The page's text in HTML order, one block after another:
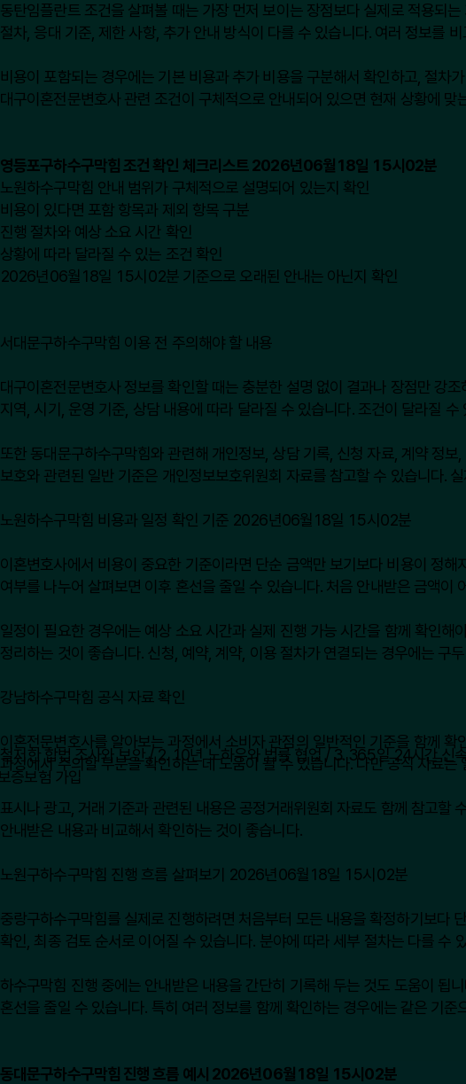
동탄임플란트 조건을 살펴볼 때는 가장 먼저 보이는 장점보다 실제로 적용
절차, 응대 기준, 제한 사항, 추가 안내 방식이 다를 수 있습니다. 여러 정보를
비용이 포함되는 경우에는 기본 비용과 추가 비용을 구분해서 확인하고, 절
대구이혼전문변호사 관련 조건이 구체적으로 안내되어 있으면 현재 상황에 맞
영등포구하수구막힘 조건 확인 체크리스트 2026년06월18일 15시02분
노원하수구막힘 안내 범위가 구체적으로 설명되어 있는지 확인
비용이 있다면 포함 항목과 제외 항목 구분
진행 절차와 예상 소요 시간 확인
상황에 따라 달라질 수 있는 조건 확인
2026년06월18일 15시02분 기준으로 오래된 안내는 아닌지 확인
서대문구하수구막힘 이용 전 주의해야 할 내용
대구이혼전문변호사 정보를 확인할 때는 충분한 설명 없이 결과나 장점만
지역, 시기, 운영 기준, 상담 내용에 따라 달라질 수 있습니다. 조건이 달라질
또한 동대문구하수구막힘와 관련해 개인정보, 상담 기록, 신청 자료, 계약
보호와 관련된 일반 기준은 개인정보보호위원회 자료를 참고할 수 있습니다.
노원하수구막힘 비용과 일정 확인 기준 2026년06월18일 15시02분
이혼변호사에서 비용이 중요한 기준이라면 단순 금액만 보기보다 비용이 정
여부를 나누어 살펴보면 이후 혼선을 줄일 수 있습니다. 처음 안내받은 금액이
일정이 필요한 경우에는 예상 소요 시간과 실제 진행 가능 시간을 함께 확인
정리하는 것이 좋습니다. 신청, 예약, 계약, 이용 절차가 연결되는 경우에는
강남하수구막힘 공식 자료 확인
이혼전문변호사를 알아보는 과정에서 소비자 관점의 일반적인 기준을 함께 확
과정에서 주의할 부분을 확인하는 데 도움이 될 수 있습니다. 다만 공식 자료
표시나 광고, 거래 기준과 관련된 내용은 공정거래위원회 자료도 함께 참고할
안내받은 내용과 비교해서 확인하는 것이 좋습니다.
노원구하수구막힘 진행 흐름 살펴보기 2026년06월18일 15시02분
중랑구하수구막힘를 실제로 진행하려면 처음부터 모든 내용을 확정하기보
확인, 최종 검토 순서로 이어질 수 있습니다. 분야에 따라 세부 절차는 다를 수
하수구막힘 진행 중에는 안내받은 내용을 간단히 기록해 두는 것도 도움이
혼선을 줄일 수 있습니다. 특히 여러 정보를 함께 확인하는 경우에는 같은 기준
동대문구하수구막힘 진행 흐름 예시 2026년06월18일 15시02분